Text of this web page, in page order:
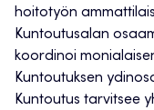
hoitotyön
Kuntoutusalan
koordinoi
Kuntoutuksen
Kuntoutus tarvitsee